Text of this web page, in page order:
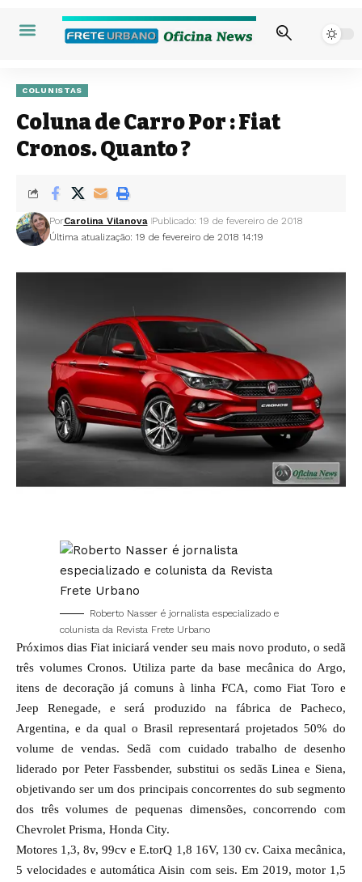
COLUNISTAS
Coluna de Carro Por : Fiat
Cronos. Quanto ?
Última atualização: 19 de fevereiro de 2018 14:19
PorCarolina Vilanova Publicado: 19 de fevereiro de 2018
Roberto Nasser é jornalista especializado e
colunista da Revista Frete Urbano
Próximos dias Fiat iniciará vender seu mais novo produto, o sedã
três volumes Cronos. Utiliza parte da base mecânica do Argo,
itens de decoração já comuns à linha FCA, como Fiat Toro e
Jeep Renegade, e será produzido na fábrica de Pacheco,
Argentina, e da qual o Brasil representará projetados 50% do
volume de vendas. Sedã com cuidado trabalho de desenho
liderado por Peter Fassbender, substitui os sedãs Linea e Siena,
objetivando ser um dos principais concorrentes do sub segmento
dos três volumes de pequenas dimensões, concorrendo com
Chevrolet Prisma, Honda City.
Motores 1,3, 8v, 99cv e E.torQ 1,8 16V, 130 cv. Caixa mecânica,
5 velocidades e automática Aisin com seis. Em 2019, motor 1,5